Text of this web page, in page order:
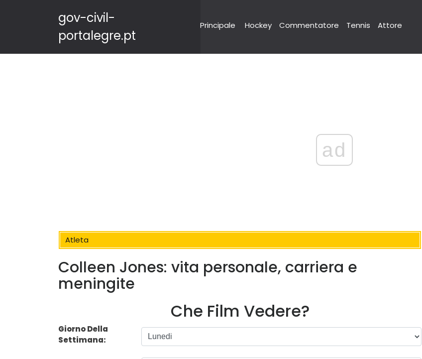
gov-civil-
portalegre.pt
Principale Hockey Commentatore Tennis Attore
ad
Atleta
Colleen Jones: vita personale, carriera e
meningite
Che Film Vedere?
Giorno Della
Settimana: